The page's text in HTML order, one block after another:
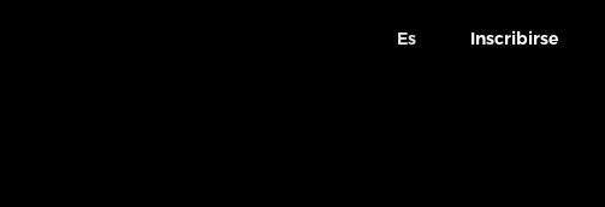
Es Inscribirse